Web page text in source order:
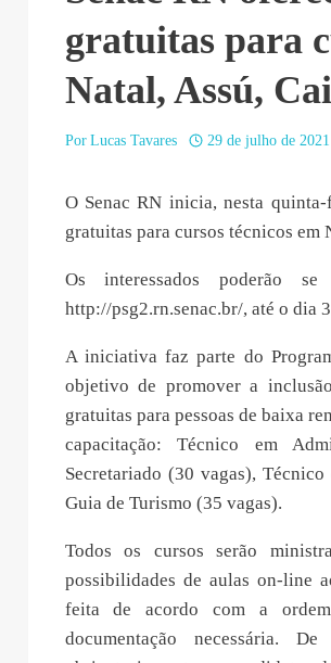
gratuitas para
Natal, Assú,
Por Lucas Tavares 29 de julho de 2021
O Senac RN inicia, nesta
gratuitas para cursos técnicos em
Os interessados poderão
http://psg2.rn.senac.br/, até o dia
A iniciativa faz parte do
objetivo de promover a
gratuitas para pessoas de baixa
capacitação: Técnico em
Secretariado (30 vagas),
Guia de Turismo (35 vagas).
Todos os cursos serão
possibilidades de aulas on-line
feita de acordo com a
documentação necessária.